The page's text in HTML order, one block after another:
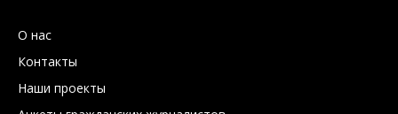
О нас
Контакты
Наши проекты